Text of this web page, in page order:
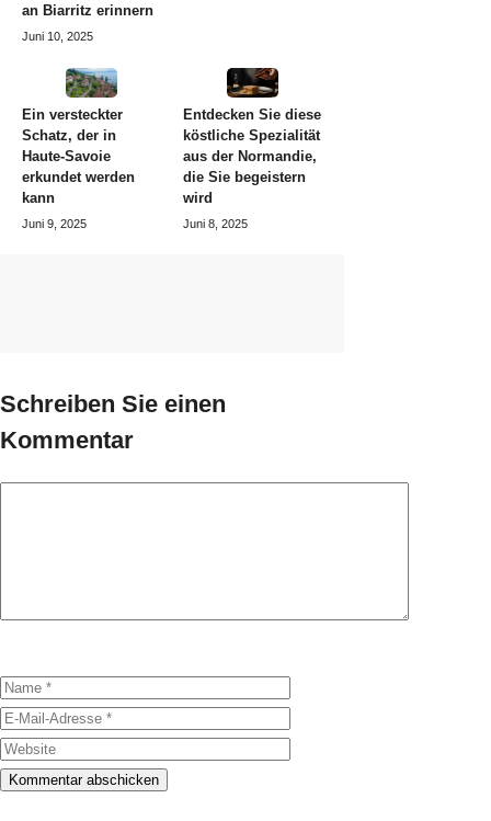
an Biarritz erinnern
Juni 10, 2025
Ein versteckter
Schatz, der in
Haute-Savoie
erkundet werden
kann
Juni 9, 2025
Entdecken Sie diese
köstliche Spezialität
aus der Normandie,
die Sie begeistern
wird
Juni 8, 2025
Schreiben Sie einen
Kommentar